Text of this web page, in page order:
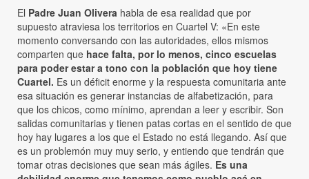
El Padre Juan Olivera habla de esa realidad que por
supuesto atraviesa los territorios en Cuartel V: «En este
momento conversando con las autoridades, ellos mismos
comparten que hace falta, por lo menos, cinco escuelas
para poder estar a tono con la población que hoy tiene
Cuartel. Es un déficit enorme y la respuesta comunitaria ante
esa situación es generar instancias de alfabetización, para
que los chicos, como mínimo, aprendan a leer y escribir. Son
salidas comunitarias y tienen patas cortas en el sentido de que
hoy hay lugares a los que el Estado no está llegando. Así que
es un problemón muy muy serio, y entiendo que tendrán que
tomar otras decisiones que sean más ágiles. Es una